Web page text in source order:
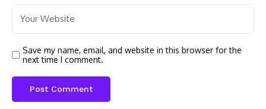
Save my name, email, and website in this browser for the
next time I comment.